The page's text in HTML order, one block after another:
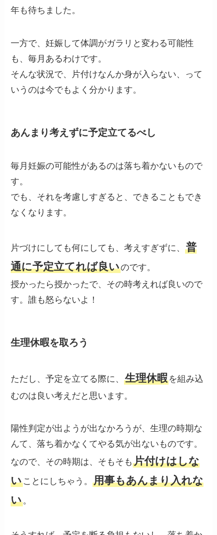
年も待ちました。
一方で、妊娠して体調がガラリと変わる可能性
も、毎月あるわけです。
そんな状況で、片付けなんか身が入らない、って
いうのは今でもよく分かります。
あんまり考えずに予定立てるべし
毎月妊娠の可能性があるのは落ち着かないもので
す。
でも、それを考慮しすぎると、できることもでき
なくなります。
片づけにしても何にしても、考えすぎずに、普
通に予定立てれば良いのです。
授かったら授かったで、その時考えれば良いので
す。誰も怒らないよ！
生理休暇を取ろう
ただし、予定を立てる際に、生理休暇を組み込
むのは良い考えだと思います。
陽性判定が出ようが出なかろうが、生理の時期な
んて、落ち着かなくてやる気が出ないものです。
なので、その時期は、そもそも片付けはしな
いことにしちゃう。用事もあんまり入れな
い。